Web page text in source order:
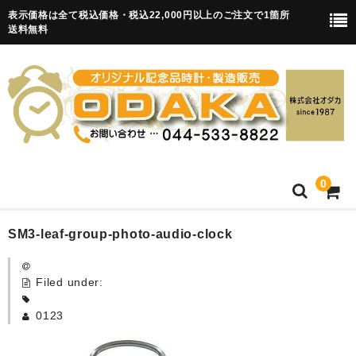
表示価格は全て税込価格・税込22,000円以上のご注文で1箇所
送料無料
0
HOME
卒園記念品
SM3-leaf-group-photo-audio-clock
Filed under:
0123